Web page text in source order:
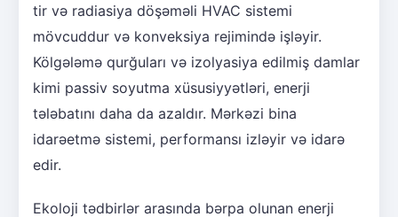
tir və radiasiya döşəməli HVAC sistemi
mövcuddur və konveksiya rejimində işləyir.
Kölgələmə qurğuları və izolyasiya edilmiş damlar
kimi passiv soyutma xüsusiyyətləri, enerji
tələbatını daha da azaldır. Mərkəzi bina
idarəetmə sistemi, performansı izləyir və idarə
edir.
Ekoloji tədbirlər arasında bərpa olunan enerji